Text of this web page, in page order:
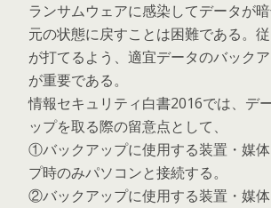
ランサムウェアに感染してデータが暗
元の状態に戻すことは困難である。
が打てるよう、適宜データのバック
が重要である。
情報セキュリティ白書2016では、デ
ップを取る際の留意点として、
①バックアップに使用する装置・媒
プ時のみパソコンと接続する。
②バックアップに使用する装置・媒